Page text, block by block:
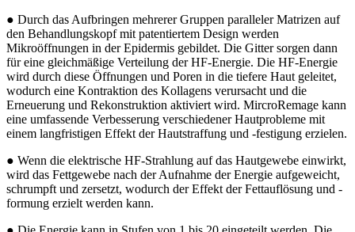
● Durch das Aufbringen mehrerer Gruppen paralleler Matrizen auf
den Behandlungskopf mit patentiertem Design werden
Mikroöffnungen in der Epidermis gebildet. Die Gitter sorgen dann
für eine gleichmäßige Verteilung der HF-Energie. Die HF-Energie
wird durch diese Öffnungen und Poren in die tiefere Haut geleitet,
wodurch eine Kontraktion des Kollagens verursacht und die
Erneuerung und Rekonstruktion aktiviert wird. MircroRemage kann
eine umfassende Verbesserung verschiedener Hautprobleme mit
einem langfristigen Effekt der Hautstraffung und -festigung erzielen.
● Wenn die elektrische HF-Strahlung auf das Hautgewebe einwirkt,
wird das Fettgewebe nach der Aufnahme der Energie aufgeweicht,
schrumpft und zersetzt, wodurch der Effekt der Fettauflösung und -
formung erzielt werden kann.